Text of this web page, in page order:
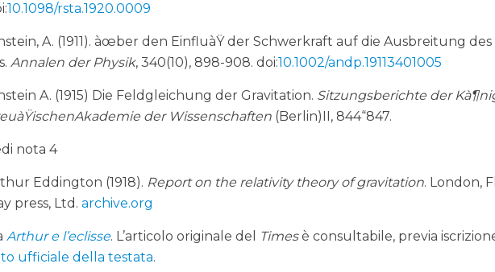
10.1098/rsta.1920.0009
A. (1911). àœber den EinfluàŸ der Schwerkraft auf die Ausbreitung des
Annalen der Physik, 340(10), 898-908. doi:10.1002/andp.19113401005
A. (1915) Die Feldgleichung der Gravitation. Sitzungsberichte der
der Wissenschaften (Berlin)II, 844“847.
nota 4
Eddington (1918). Report on the relativity theory of gravitation. London,
press, Ltd.archive.org
Arthur e l’eclisse. L’articolo originale del Timesè consultabile, previa
ufficiale della testata.